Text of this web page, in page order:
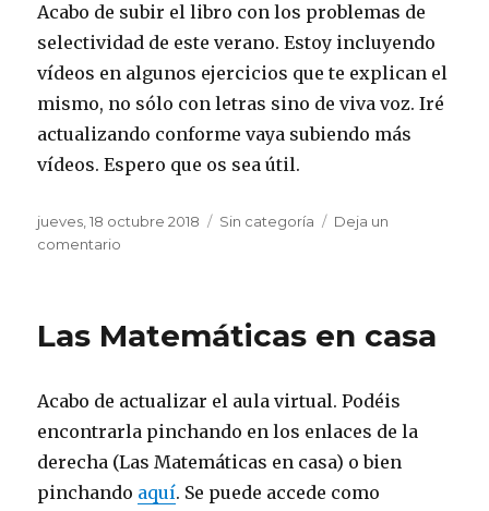
Acabo de subir el libro con los problemas de
selectividad de este verano. Estoy incluyendo
vídeos en algunos ejercicios que te explican el
mismo, no sólo con letras sino de viva voz. Iré
actualizando conforme vaya subiendo más
vídeos. Espero que os sea útil.
Publicado
el
jueves, 18 octubre 2018 Categorías
Sin categoría
Deja un
comentario
Las Matemáticas en casa
Acabo de actualizar el aula virtual. Podéis
encontrarla pinchando en los enlaces de la
derecha (Las Matemáticas en casa) o bien
pinchando aquí. Se puede accede como